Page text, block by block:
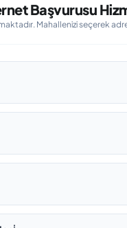
Başvurusu
Mahallenizi seçerek